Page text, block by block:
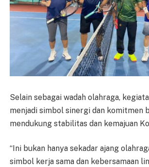
Selain sebagai wadah olahraga,
menjadi simbol sinergi dan komitmen
mendukung stabilitas dan kemajuan
“Ini bukan hanya sekadar ajang
simbol kerja sama dan kebersamaan